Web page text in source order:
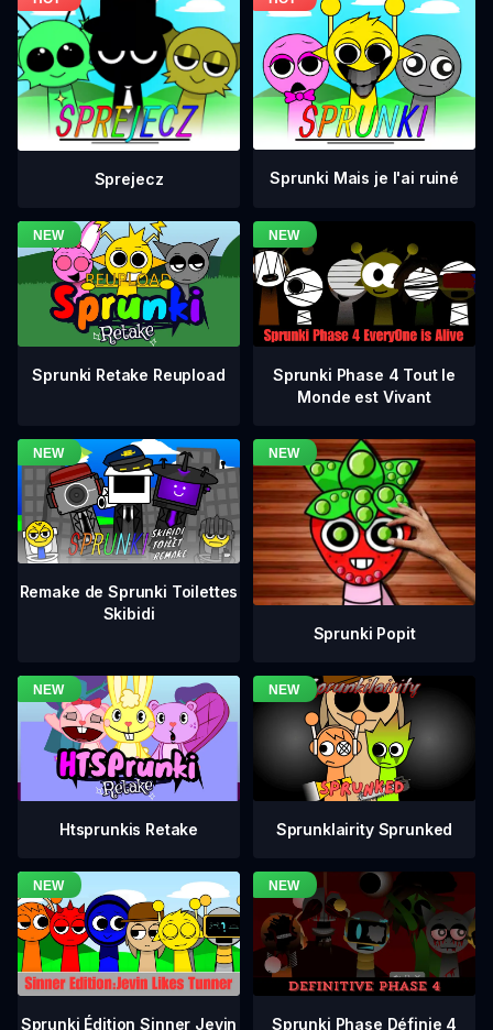
Sprejecz Sprunki Mais je l'ai ruiné
Sprunki Retake Reupload
Sprunki Phase 4 Tout le
Monde est Vivant
Remake de Sprunki Toilettes
Skibidi
Sprunki Popit
Htsprunkis Retake Sprunklairity Sprunked
Sprunki Édition Sinner Jevin Sprunki Phase Définie 4